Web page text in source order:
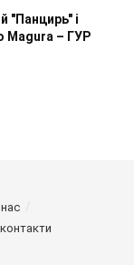
"Панцирь" і
Magura – ГУР